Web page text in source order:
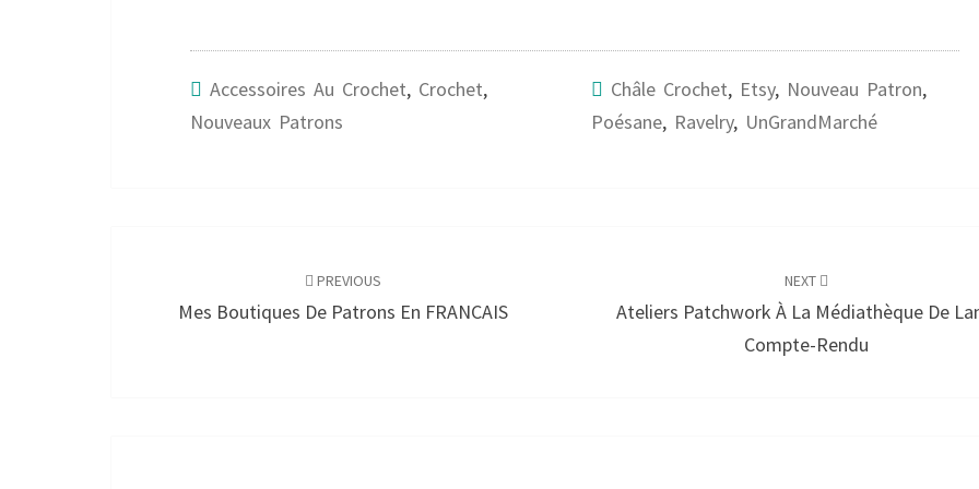
Accessoires Au Crochet, Crochet,
Nouveaux Patrons
Châle Crochet, Etsy, Nouveau Patron,
Poésane, Ravelry, UnGrandMarché
PREVIOUS
Mes Boutiques De Patrons En FRANCAIS
NEXT
Ateliers Patchwork À La Médiathèque De
Compte-Rendu